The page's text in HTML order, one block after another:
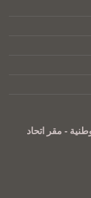
- مقر اتحاد